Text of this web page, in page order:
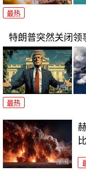
最热
特朗普突然关闭领
最热